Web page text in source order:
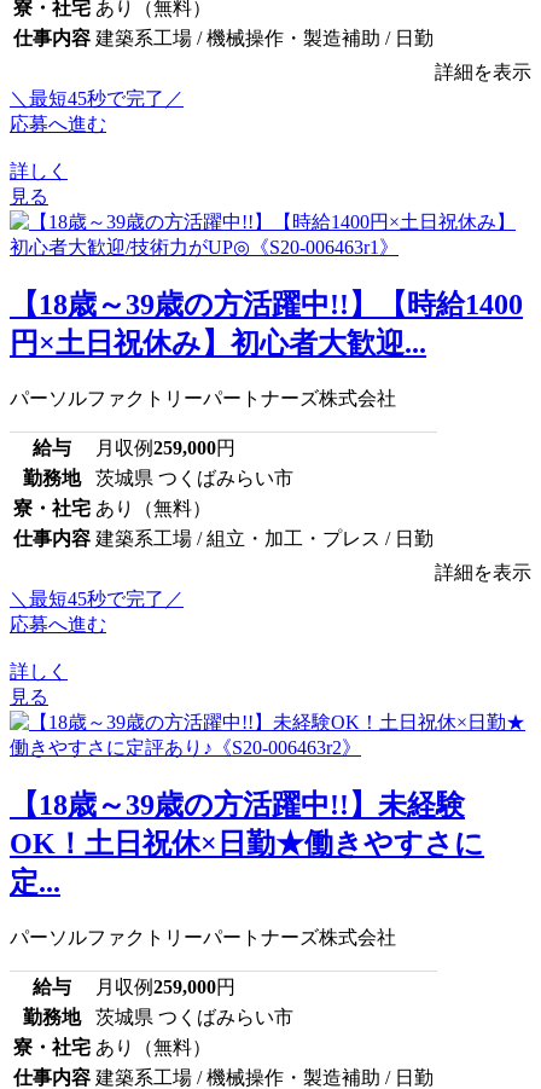
寮・社宅 あり（無料）
仕事内容 建築系工場 / 機械操作・製造補助 / 日勤
詳細を表示
＼最短45秒で完了／
応募へ進む
詳しく
見る
【18歳～39歳の方活躍中!!】【時給1400
円×土日祝休み】初心者大歓迎...
パーソルファクトリーパートナーズ株式会社
給与 月収例259,000円
勤務地
茨城県 つくばみらい市
寮・社宅 あり（無料）
仕事内容 建築系工場 / 組立・加工・プレス / 日勤
詳細を表示
＼最短45秒で完了／
応募へ進む
詳しく
見る
【18歳～39歳の方活躍中!!】未経験
OK！土日祝休×日勤★働きやすさに
定...
パーソルファクトリーパートナーズ株式会社
給与 月収例259,000円
勤務地
茨城県 つくばみらい市
寮・社宅 あり（無料）
仕事内容 建築系工場 / 機械操作・製造補助 / 日勤